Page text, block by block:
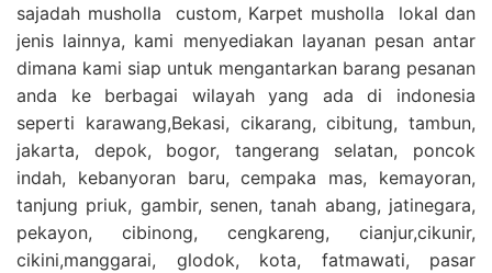
sajadah musholla custom, Karpet musholla lokal dan
jenis lainnya, kami menyediakan layanan pesan antar
dimana kami siap untuk mengantarkan barang pesanan
anda ke berbagai wilayah yang ada di indonesia
seperti karawang,Bekasi, cikarang, cibitung, tambun,
jakarta, depok, bogor, tangerang selatan, poncok
indah, kebanyoran baru, cempaka mas, kemayoran,
tanjung priuk, gambir, senen, tanah abang, jatinegara,
pekayon, cibinong, cengkareng, cianjur,cikunir,
cikini,manggarai, glodok, kota, fatmawati, pasar